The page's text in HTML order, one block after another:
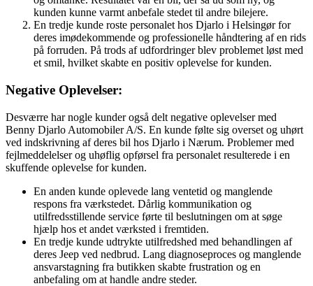
kunden kunne varmt anbefale stedet til andre bilejere.
En tredje kunde roste personalet hos Djarlo i Helsingør for
deres imødekommende og professionelle håndtering af en rids
på forruden. På trods af udfordringer blev problemet løst med
et smil, hvilket skabte en positiv oplevelse for kunden.
Negative Oplevelser:
Desværre har nogle kunder også delt negative oplevelser med
Benny Djarlo Automobiler A/S. En kunde følte sig overset og uhørt
ved indskrivning af deres bil hos Djarlo i Nærum. Problemer med
fejlmeddelelser og uhøflig opførsel fra personalet resulterede i en
skuffende oplevelse for kunden.
En anden kunde oplevede lang ventetid og manglende
respons fra værkstedet. Dårlig kommunikation og
utilfredsstillende service førte til beslutningen om at søge
hjælp hos et andet værksted i fremtiden.
En tredje kunde udtrykte utilfredshed med behandlingen af
deres Jeep ved nedbrud. Lang diagnoseproces og manglende
ansvarstagning fra butikken skabte frustration og en
anbefaling om at handle andre steder.